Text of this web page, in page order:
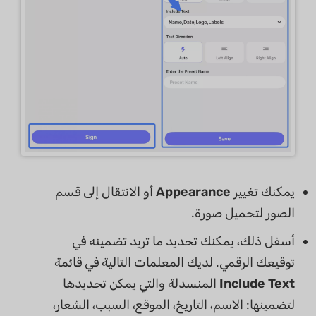
يمكنك تغيير Appearanceأو الانتقال إلى قسم
الصور لتحميل صورة.
أسفل ذلك، يمكنك تحديد ما تريد تضمينه في
توقيعك الرقمي. لديك المعلمات التالية في قائمة
Include Text المنسدلة والتي يمكن تحديدها
لتضمينها: الاسم، التاريخ، الموقع، السبب، الشعار،